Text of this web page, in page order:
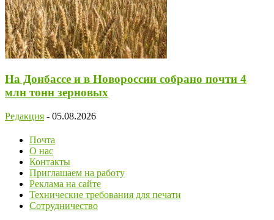
На Донбассе и в Новороссии собрано почти 4
млн тонн зерновых
Редакция - 05.08.2026
Почта
О нас
Контакты
Приглашаем на работу
Реклама на сайте
Технические требования для печати
Сотрудничество